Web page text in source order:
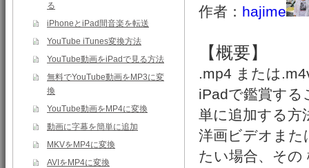
作者： hajime
【概要】
.mp4 または
iPadで鑑賞す
単に追加する方
洋画ビデオまた
たい場合、その
る
iPhoneとiPad間音楽を転送
YouTube iTunes変換方法
YouTube動画をiPadで見る方法
無料でYouTube動画をMP3に変
換
YouTube動画をMP4に変換
動画に字幕を簡単に追加
MKVをMP4に変換
AVIをMP4に変換